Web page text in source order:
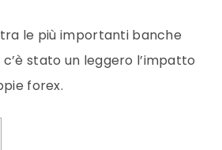
le più importanti banche
stato un leggero l’impatto
forex.